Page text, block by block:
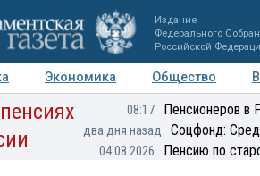
Издание
Федерального
Российской
Экономика Общество
Персоны Мнения Регионы
08:17 Пенсионеров в
два дня назад Соцфонд:
04.08.2026 Пенсию по